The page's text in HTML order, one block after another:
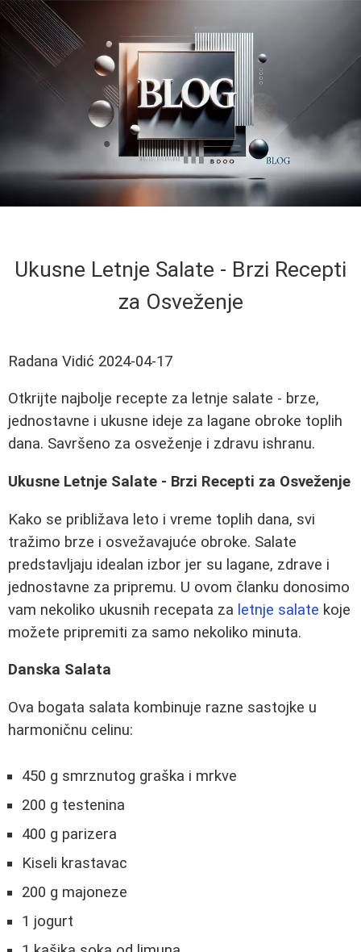
Ukusne Letnje Salate - Brzi Recepti
za Osveženje
Radana Vidić 2024-04-17
Otkrijte najbolje recepte za letnje salate - brze,
jednostavne i ukusne ideje za lagane obroke toplih
dana. Savršeno za osveženje i zdravu ishranu.
Ukusne Letnje Salate - Brzi Recepti za Osveženje
Kako se približava leto i vreme toplih dana, svi
tražimo brze i osvežavajuće obroke. Salate
predstavljaju idealan izbor jer su lagane, zdrave i
jednostavne za pripremu. U ovom članku donosimo
vam nekoliko ukusnih recepata za letnje salate koje
možete pripremiti za samo nekoliko minuta.
Danska Salata
Ova bogata salata kombinuje razne sastojke u
harmoničnu celinu:
450 g smrznutog graška i mrkve
200 g testenina
400 g parizera
Kiseli krastavac
200 g majoneze
1 jogurt